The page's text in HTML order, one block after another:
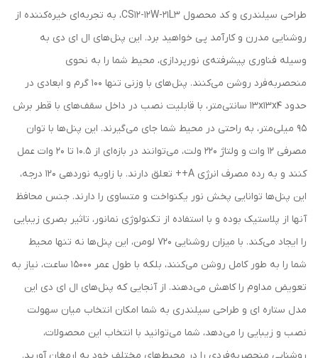
طراحی سیلندری و کد محصول CS12-12W-21L3، به تجربه‌ای خیره‌کننده از
روشنایی مدرن و کارآمد پی خواهید برد. این پنل‌های ال ای دی به
وسیله فناوری پیشرفته‌ی نورپردازی، محیط شما را به نحوی
منحصربه‌فرد روشن می‌کنند. پنل‌های با وزنی تنها ۱۰۰ گرم و ابعادی در
حدود ۱۳x۱۳x۴ سانتی‌متر، با قابلیت نصب در داخل سقف‌های با قطر برش
۹۵ میلی‌متر، به راحتی در محیط شما جای می‌گیرند. این پنل‌ها با توان
مصرفی ۱۲ وات و ولتاژ ۲۲۰ ولت، می‌توانند در بازه‌ای از ۱۰.۵ تا ۲۰ وات عمل
کنند و به رده مصرف انرژی A++ تعلق دارند. با زاویه نوردهی ۱۲۰ درجه،
این پنل‌ها توانایی پخش نور یکنواخت و متساوی را دارند. جنس محافظ
آنها از پلاستیک بوده و با استفاده از تکنولوژی نمانور، تاثیر بصری زیبایی
را ایجاد می‌کند. با میزان روشنایی ۷۲۰ لومن، این پنل‌ها نه تنها محیط
شما را به طور کامل روشن می‌کنند، بلکه با طول عمر ۱۵۰۰۰ ساعت، نیاز به
تعویض مداوم را کاهش می‌دهند. از آنجایی که پنل‌های ال ای دی این
مدل ستاره ای و طراحی سیلندری به شما امکان انتخاب میان سهولت
نصب و زیبایی را می‌دهد، شما می‌توانید با انتخاب این محصولات،